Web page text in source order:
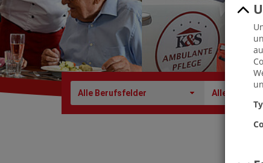
Alle Berufsfelder Alle Berufe